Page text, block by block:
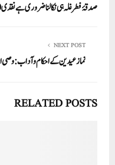
صدقۂ فطر غلہ ہی نکالنا ضروری ہے
NEXT POST
نماز عیدین کے احکام وآداب:وصی
RELATED POSTS